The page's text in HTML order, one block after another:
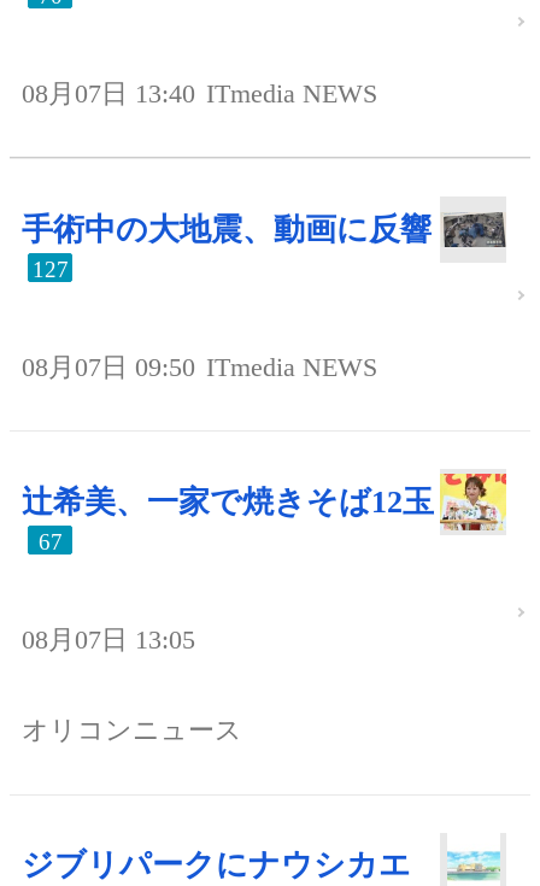
08月07日 13:40 ITmedia NEWS
手術中の大地震、動画に反響
127
08月07日 09:50 ITmedia NEWS
辻希美、一家で焼きそば12玉
67
08月07日 13:05
オリコンニュース
ジブリパークにナウシカエ